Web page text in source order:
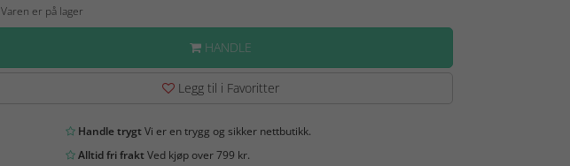
Varen er på lager
HANDLE
Legg til i Favoritter
Handle trygtVi er en trygg og sikker nettbutikk.
Alltid fri fraktVed kjøp over 799 kr.